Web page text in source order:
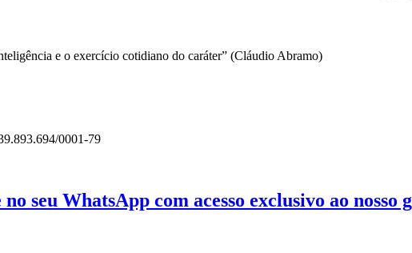
e o exercício cotidiano do caráter” (Cláudio Abramo)
0001-79
seu WhatsApp com acesso exclusivo ao